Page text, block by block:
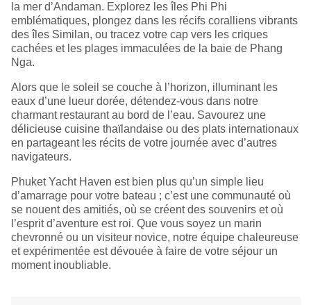
la mer d’Andaman. Explorez les îles Phi Phi
emblématiques, plongez dans les récifs coralliens vibrants
des îles Similan, ou tracez votre cap vers les criques
cachées et les plages immaculées de la baie de Phang
Nga.
Alors que le soleil se couche à l’horizon, illuminant les
eaux d’une lueur dorée, détendez-vous dans notre
charmant restaurant au bord de l’eau. Savourez une
délicieuse cuisine thaïlandaise ou des plats internationaux
en partageant les récits de votre journée avec d’autres
navigateurs.
Phuket Yacht Haven est bien plus qu’un simple lieu
d’amarrage pour votre bateau ; c’est une communauté où
se nouent des amitiés, où se créent des souvenirs et où
l’esprit d’aventure est roi. Que vous soyez un marin
chevronné ou un visiteur novice, notre équipe chaleureuse
et expérimentée est dévouée à faire de votre séjour un
moment inoubliable.